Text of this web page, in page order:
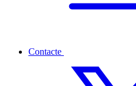
Contacte